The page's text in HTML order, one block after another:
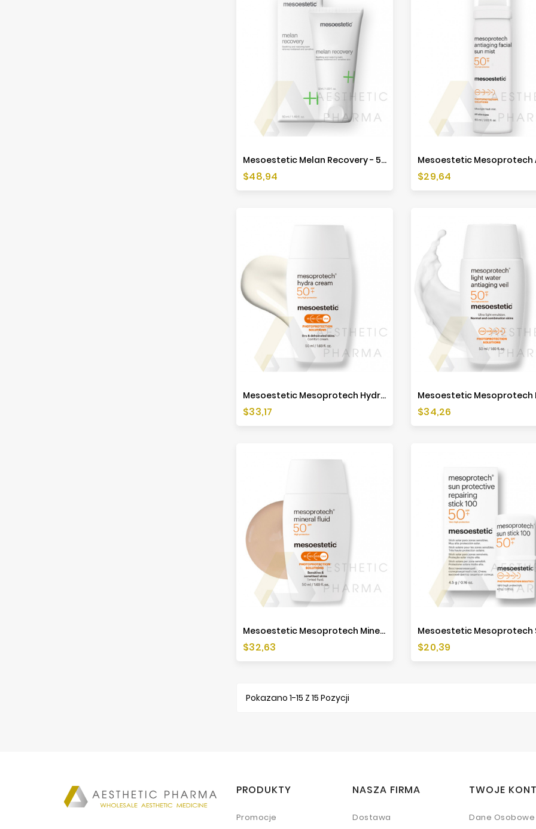
Mesoestetic Melan Recovery - 50ml
Cena
$48,94 Cena
$29,64
Mesoestetic Mesoprotech Hydra Cream SPF50+ - 50ml
Cena
$33,17 Cena
$34,26
Mesoestetic Mesoprotech Mineral Fluid SPF50 - 50ml
Cena
$32,63 Cena
$20,39
Pokazano 1-15 Z 15 Pozycji
PRODUKTY
Promocje
NASZA FIRMA
Dostawa
TWOJE
Dane Osobowe